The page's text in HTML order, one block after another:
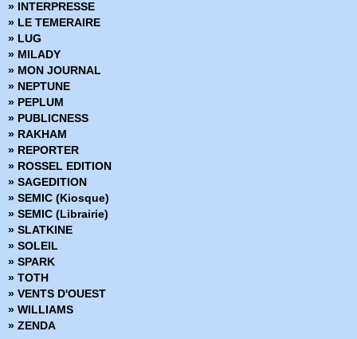
» Cosmic detective
» Créatures sacrées
» Criminal
» Damn Them All
» Damned
» Dans la nuit noire
» Dark Ride
» Darkness
» Dead Body Road
» Dead inside
» Death Sentence
» Démons
» Density
» Derniers tests avant l'apocalypse
» Des loups dans les murs
» Desperados
» Docteur Wertham
» Down
» Dracula
» Dropsie Avenue
» Duck and Cover
» INTERPRESSE
» LE TEMERAIRE
» LUG
» MILADY
» MON JOURNAL
» NEPTUNE
» PEPLUM
» PUBLICNESS
» RAKHAM
» REPORTER
» ROSSEL EDITION
» SAGEDITION
» SEMIC (Kiosque)
» SEMIC (Librairie)
» SLATKINE
» SOLEIL
» SPARK
» TOTH
» VENTS D'OUEST
» WILLIAMS
» ZENDA